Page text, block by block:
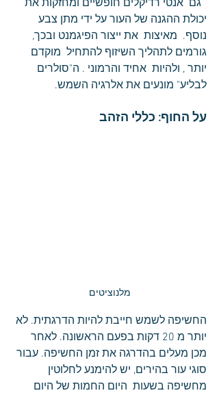
גם  אנטי רדיקלים חופשיים ומחזקות את
יכולת ההגנה של העור על ידי מתן צבע
נוסף.  מאיצות  את ייצור הפיגמנט ובכך,
גורמים לתהליך השיזוף להתחיל  מוקדם
יותר , ולהיות  אחיד והרמוני . ה"סולרים
לבליע" מונעים את אלרגיה השמש.
על החוף: כללי הזהב
מלנוציטים
החשיפה לשמש חייבת להיות הדרגתית. לא
יותר מ 20 דקות בפעם הראשונה. לאחר
מכן מעלים בהדרגה את זמן החשיפה. עבור
סוגי עור בהירים, יש להימנע לחלוטין
מחשיפה בשעות  היום החמות של היום